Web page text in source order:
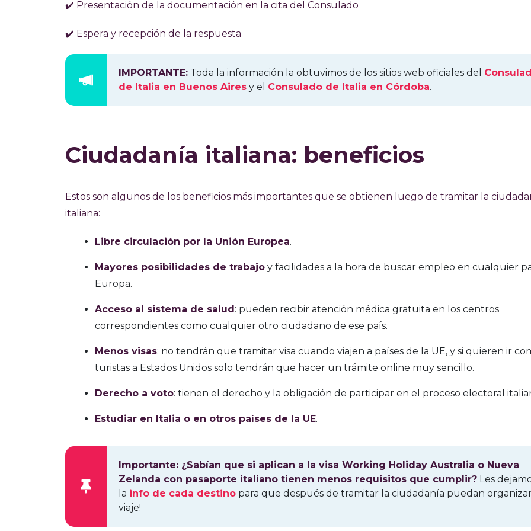
✔️ Presentación de la documentación en la cita del Consulado
✔️ Espera y recepción de la respuesta
IMPORTANTE: Toda la información la obtuvimos de los sitios web oficiales del
de Italia en Buenos Aires y el Consulado de Italia en Córdoba.
Ciudadanía italiana: beneficios
Estos son algunos de los beneficios más importantes que se obtienen luego de tramitar la
italiana:
Libre circulación por la Unión Europea.
Mayores posibilidades de trabajo y facilidades a la hora de buscar empleo en cualquier
Europa.
Acceso al sistema de salud: pueden recibir atención médica gratuita en los centros
correspondientes como cualquier otro ciudadano de ese país.
Menos visas: no tendrán que tramitar visa cuando viajen a países de la UE, y si quieren ir
turistas a Estados Unidos solo tendrán que hacer un trámite online muy sencillo.
Derecho a voto: tienen el derecho y la obligación de participar en el proceso electoral
Estudiar en Italia o en otros países de la UE.
Importante: ¿Sabían que si aplican a la visa Working Holiday Australia o Nueva
Zelanda con pasaporte italiano tienen menos requisitos que cumplir? Les
la info de cada destino para que después de tramitar la ciudadanía puedan
viaje!